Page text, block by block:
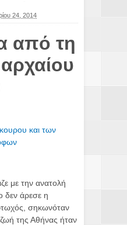
24, 2014
από τη
με την ανατολή
δεν άρεσε η
σηκωνόταν
της Αθήνας ήταν